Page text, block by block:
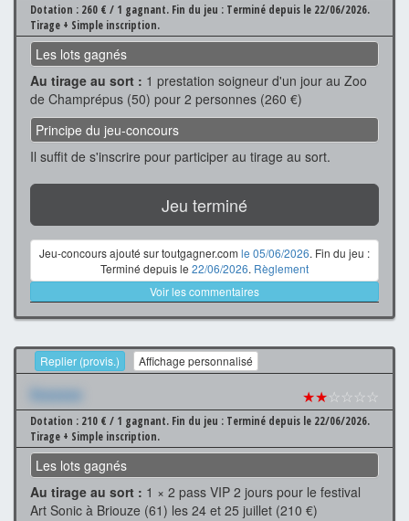
Dotation : 260 € / 1 gagnant. Fin du jeu : Terminé depuis le 22/06/2026.
Tirage + Simple inscription.
Les lots gagnés
Au tirage au sort : 1 prestation soigneur d'un jour au Zoo
de Champrépus (50) pour 2 personnes (260 €)
Principe du jeu-concours
Il suffit de s'inscrire pour participer au tirage au sort.
Jeu terminé
Jeu-concours ajouté sur toutgagner.com le 05/06/2026. Fin du jeu :
Terminé depuis le 22/06/2026. Règlement
Voir les commentaires
Replier (provis.) Affichage personnalisé
Xxxxxxx ★★☆☆☆☆
Dotation : 210 € / 1 gagnant. Fin du jeu : Terminé depuis le 22/06/2026.
Tirage + Simple inscription.
Les lots gagnés
Au tirage au sort : 1 × 2 pass VIP 2 jours pour le festival
Art Sonic à Briouze (61) les 24 et 25 juillet (210 €)